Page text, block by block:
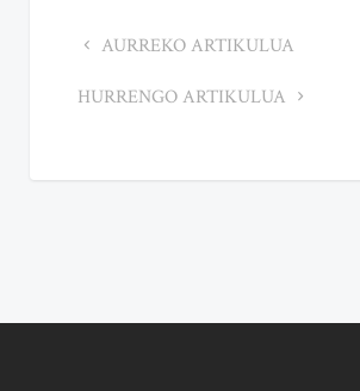
AURREKO ARTIKULUA
HURRENGO ARTIKULUA